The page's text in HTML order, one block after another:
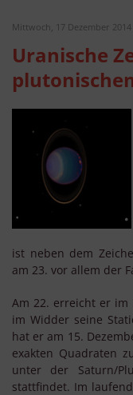
Mittwoch, 17 Dezember 2014
Uranische
ist neben dem
am 23. vor allem der
Am 22. erreicht er im
im Widder seine
hat er am 15.
exakten Quadraten
unter der Saturn/
stattfindet. Im